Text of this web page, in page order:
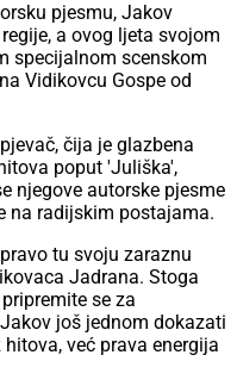
pjesmu, Jakov
a ovog ljeta svojom
specijalnom scenskom
Vidikovcu Gospe od
čija je glazbena
poput 'Juliška',
njegove autorske pjesme
na radijskim postajama.
tu svoju zaraznu
Jadrana. Stoga
se za
još jednom dokazati
već prava energija